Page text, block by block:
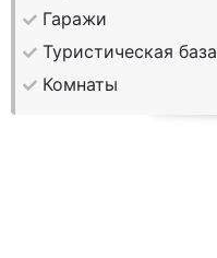
Гаражи
Туристическая база
Комнаты